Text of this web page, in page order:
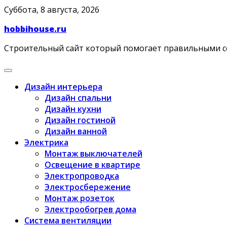
Skip
content
Суббота, 8 августа, 2026
hobbihouse.ru
Строительный сайт который помогает правильными
Дизайн интерьера
Дизайн спальни
Дизайн кухни
Дизайн гостиной
Дизайн ванной
Электрика
Монтаж выключателей
Освещение в квартире
Электропроводка
Электросбережение
Монтаж розеток
Электрообогрев дома
Система вентиляции